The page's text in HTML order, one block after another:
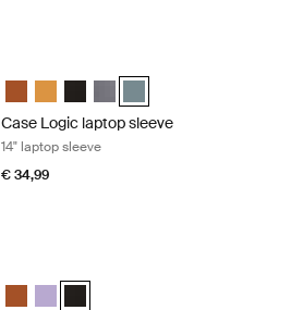
Case Logic 14" laptop sleeve Rustic Amber
Case Logic 14" laptop sleeve
Case Logic 14" laptop sleeve
Case Logic 14" laptop
Case Logic 14" laptop
Case Logic laptop sleeve
14" laptop sleeve
€ 34,99
Case Logic 15-16" Laptop Sleeve Rustic
Case Logic 15-16" Laptop Sleeve Lilac
Case Logic 15-16" Laptop Sleeve